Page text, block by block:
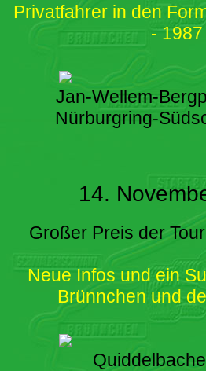
Privatfahrer in den
- 1987
Jan-Wellem-
Nürburgring-
14.
Großer Preis der
Neue Infos und ein
Brünnchen und